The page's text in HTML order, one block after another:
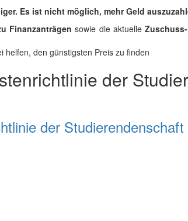
Es ist nicht möglich, mehr Geld
Finanzanträgen sowie die aktuelle
helfen, den günstigsten Preis zu finden
der
der